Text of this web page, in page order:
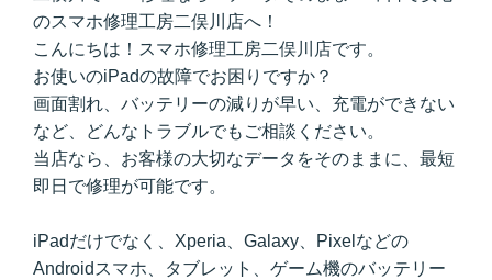
のスマホ修理工房二俣川店へ！
こんにちは！スマホ修理工房二俣川店です。
お使いのiPadの故障でお困りですか？
画面割れ、バッテリーの減りが早い、充電ができない
など、どんなトラブルでもご相談ください。
当店なら、お客様の大切なデータをそのままに、最短
即日で修理が可能です。
iPadだけでなく、Xperia、Galaxy、Pixelなどの
Androidスマホ、タブレット、ゲーム機のバッテリー